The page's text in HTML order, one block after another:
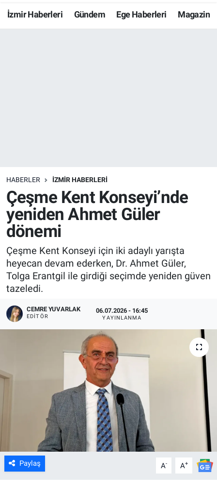
İzmir Haberleri Gündem Ege Haberleri Magazin
HABERLER İZMİR HABERLERİ
Çeşme Kent Konseyi’nde
yeniden Ahmet Güler
dönemi
Çeşme Kent Konseyi için iki adaylı yarışta
heyecan devam ederken, Dr. Ahmet Güler,
Tolga Erantgil ile girdiği seçimde yeniden güven
tazeledi.
CEMRE YUVARLAK
EDITÖR
06.07.2026 - 16:45
YAYINLANMA
Paylaş A- A+
Resmi İlanlar